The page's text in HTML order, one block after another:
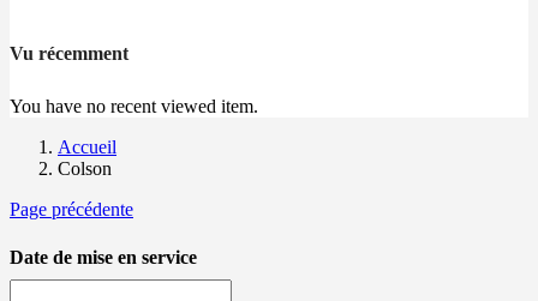
Vu récemment
You have no recent viewed item.
Accueil
Colson
Page précédente
Date de mise en service